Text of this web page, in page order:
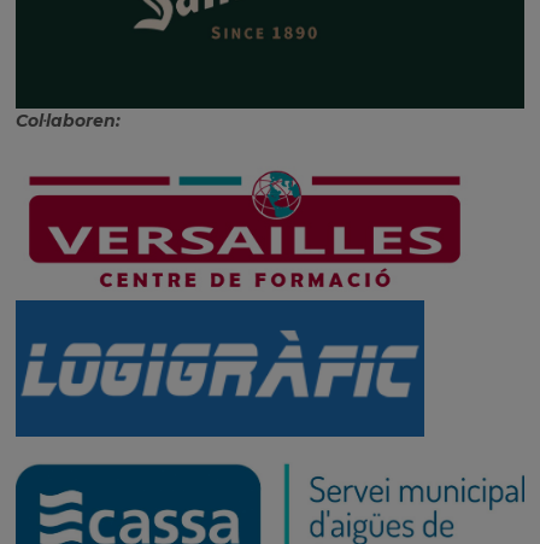
Col·laboren: